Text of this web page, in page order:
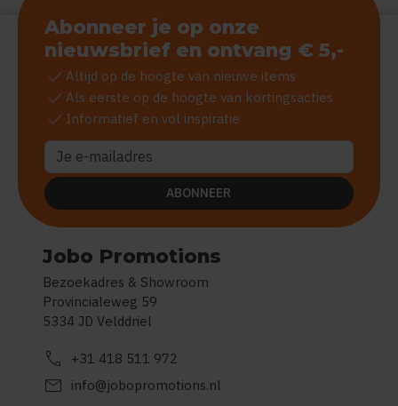
Jobo Promotions
Bezoekadres & Showroom
Provincialeweg 59
5334 JD Velddriel
call +31 418 511 972
mail info@jobopromotions.nl
Abonneer je op onze
nieuwsbrief en ontvang € 5,-
check Altijd op de hoogte van nieuwe items
check Als eerste op de hoogte van kortingsacties
check Informatief en vol inspiratie
ABONNEER